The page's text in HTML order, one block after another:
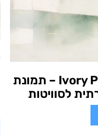
Ivory Presence – תמונת
לסוויטות